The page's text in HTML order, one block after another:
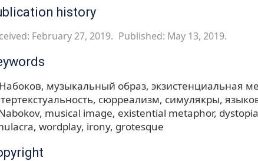
history
February 27, 2019. Published: May 13, 2019.
музыкальный образ экзистенциальная
сюрреализм симулякры
musical image existential metaphor dystopia
wordplay irony grotesque